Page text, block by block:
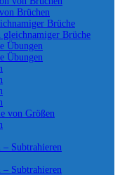
Brüchen
Brüche
Brüche
Übungen
Übungen
von Größen
Subtrahieren
Subtrahieren